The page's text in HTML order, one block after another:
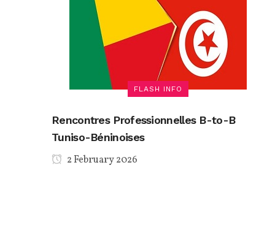
FLASH INFO
Rencontres Professionnelles B-to-B
Tuniso-Béninoises
2 February 2026